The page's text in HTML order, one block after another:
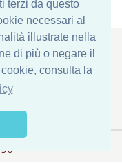
terzi da questo
necessari al
illustrate nella
di più o negare il
consulta la
di Ferro, 1
61/63
ITALY